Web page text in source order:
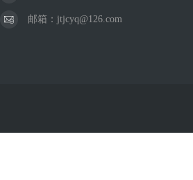
邮箱：jtjcyq@126.com